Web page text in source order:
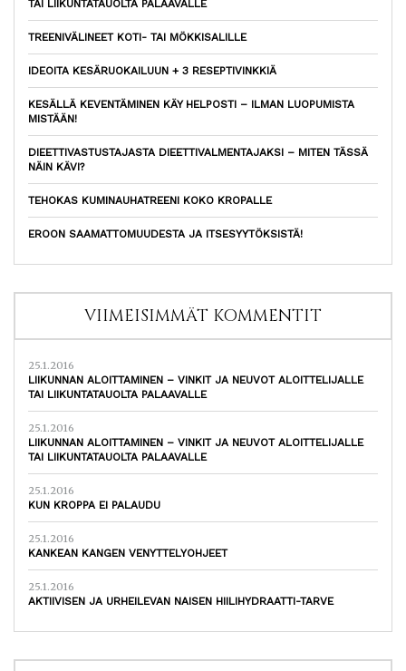
TAI LIIKUNTATAUOLTA PALAAVALLE
TREENIVÄLINEET KOTI- TAI MÖKKISALILLE
IDEOITA KESÄRUOKAILUUN + 3 RESEPTIVINKKIÄ
KESÄLLÄ KEVENTÄMINEN KÄY HELPOSTI – ILMAN LUOPUMISTA
MISTÄÄN!
DIEETTIVASTUSTAJASTA DIEETTIVALMENTAJAKSI – MITEN TÄSSÄ
NÄIN KÄVI?
TEHOKAS KUMINAUHATREENI KOKO KROPALLE
EROON SAAMATTOMUUDESTA JA ITSESYYTÖKSISTÄ!
VIIMEISIMMÄT KOMMENTIT
25.1.2016
LIIKUNNAN ALOITTAMINEN – VINKIT JA NEUVOT ALOITTELIJALLE
TAI LIIKUNTATAUOLTA PALAAVALLE
25.1.2016
LIIKUNNAN ALOITTAMINEN – VINKIT JA NEUVOT ALOITTELIJALLE
TAI LIIKUNTATAUOLTA PALAAVALLE
25.1.2016
KUN KROPPA EI PALAUDU
25.1.2016
KANKEAN KANGEN VENYTTELYOHJEET
25.1.2016
AKTIIVISEN JA URHEILEVAN NAISEN HIILIHYDRAATTI-TARVE